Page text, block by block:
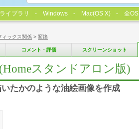
ィックス関係 > 変換
コメント・評価 スクリーンショット
スタンドアロン版)
たかのような油絵画像を作成
ライブラリ Windows Mac(OS X) 全OS